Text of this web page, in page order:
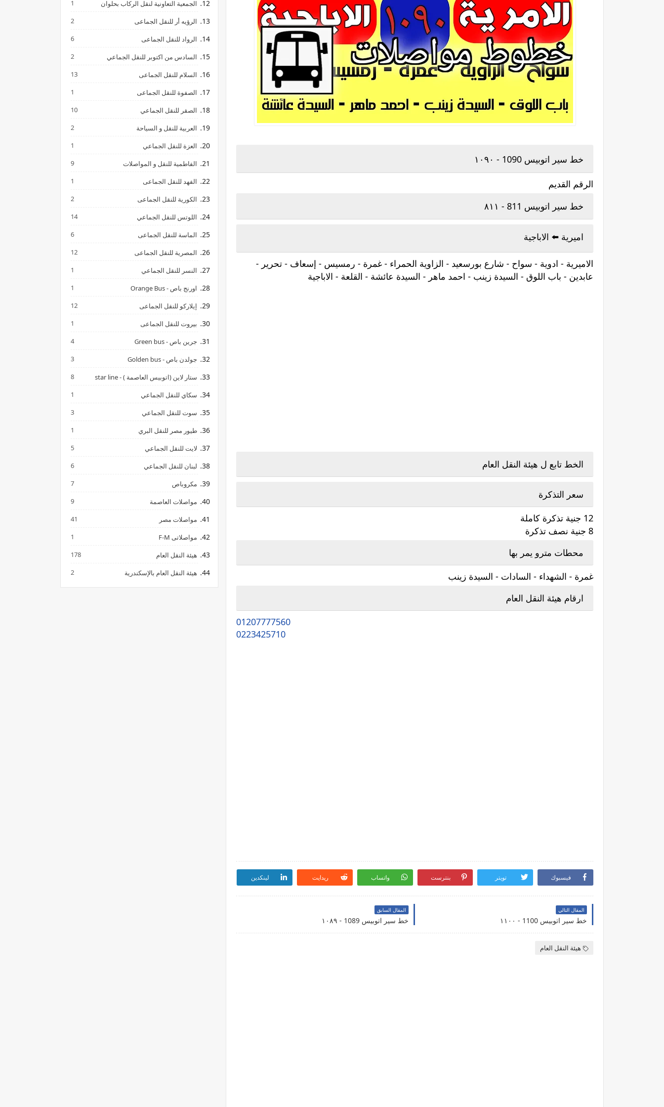
خط سير اتوبيس 1090 - ١٠٩٠
الرقم القديم
خط سير اتوبيس 811 - ٨١١
اميرية ⁦⬅️⁩ الاباجية
الاميرية - ادوية - سواح - شارع بورسعيد - الزاوية الحمراء - غمرة - رمسيس - إسعاف - تحرير -
عابدين - باب اللوق - السيدة زينب - احمد ماهر - السيدة عائشة - القلعة - الاباجية
الخط تابع ل هيئة النقل العام
سعر التذكرة
12 جنية تذكرة كاملة
8 جنية نصف تذكرة
محطات مترو يمر بها
غمرة - الشهداء - السادات - السيدة زينب
ارقام هيئة النقل العام
01207777560
0223425710
فيسبوك تويتر بنترست واتساب ريدايت لينكدين
المقال التالي
خط سير اتوبيس 1100 - ١١٠٠
المقال السابق
خط سير اتوبيس 1089 - ١٠٨٩
هيئة النقل العام
الجمعية التعاونية لنقل الركاب بحلوان 1
الرؤيه أر للنقل الجماعى 2
الرواد للنقل الجماعى 6
السادس من اكتوبر للنقل الجماعي 2
السلام للنقل الجماعى 13
الصفوة للنقل الجماعى 1
الصقر للنقل الجماعي 10
العربية للنقل و السياحة 2
العزة للنقل الجماعي 1
الفاطمية للنقل و المواصلات 9
الفهد للنقل الجماعى 1
الكورية للنقل الجماعى 2
اللوتس للنقل الجماعي 14
الماسة للنقل الجماعى 6
المصرية للنقل الجماعى 12
النسر للنقل الجماعي 1
اورنج باص - Orange Bus 1
إيلاركو للنقل الجماعى 12
بيروت للنقل الجماعى 1
جرين باص - Green bus 4
جولدن باص - Golden bus 3
ستار لاين (اتوبيس العاصمة ) - star line 8
سكاي للنقل الجماعي 1
سوت للنقل الجماعي 3
طيور مصر للنقل البري 1
لايت للنقل الجماعي 5
لبنان للنقل الجماعي 6
مكروباص 7
مواصلات العاصمة 9
مواصلات مصر 41
مواصلاتى F-M 1
هيئة النقل العام 178
هيئة النقل العام بالإسكندرية 2